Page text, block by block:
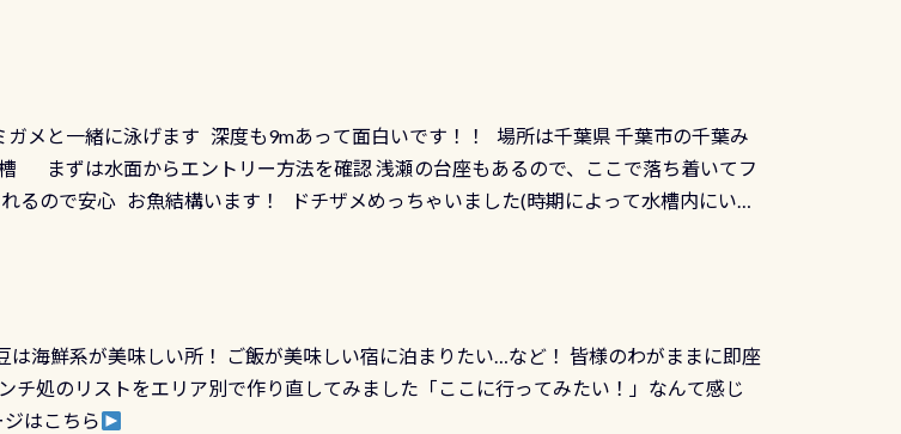
あり、なかなか海では見られない光景です 透明度の良い川を数百メートルドリフトす
物「オオサンショウウオ」が見れる 長良川ダイビング最大の見どころがこの特別天然
なものでは体長1mを超える世界最大の両生類です個体数が少なくかなり貴重な生物で
ことが出来ます特別天然記念物と言えば他には「 続きを読む
Freediver、Mermaid、EFR、TECなど特別プログラムの専用カードが発行されるもの
ティブ・スペシャルティ、AWAREデザインカードを申し込みの方は対象外となりま
以降に発行されるカードは通常デザインとなります ダイビングは、始めた「年」も
は人それぞれ。でも、「いつ始めたか」は、あとから振り返ると大切な思い出になり
コースを修了されたら、ぜひ参加してみてくださいね 毎月60名様、年間720名様に
ダイブセンター／リゾートが用意したオリジナル景品が当たることも！ PADIデジタ
メと一緒に泳げます 深度も9mあって面白いです！！ 場所は千葉県 千葉市の千葉み
まずは水面からエントリー方法を確認 浅瀬の台座もあるので、ここで落ち着いてフ
るので安心 お魚結構います！ ドチザメめっちゃいました(時期によって水槽内にいる
が出来るので、付き添いの方とも記念撮影も出来ますよ スキンダイビングでも参加
ださい！ 写真撮影の練習や、4時間たっぷり利用出来るので、普通に中性浮力の練習
こちら
海鮮系が美味しい所！ ご飯が美味しい宿に泊まりたい…など！ 皆様のわがままに即座
チ処のリストをエリア別で作り直してみました「ここに行ってみたい！」なんて感じ
はこちら